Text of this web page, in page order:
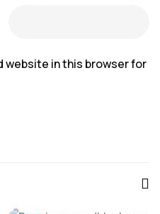
website in this browser for